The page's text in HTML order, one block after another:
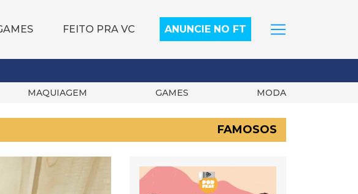
FEITO PRA VC ANUNCIE NO FT
MAQUIAGEM GAMES MODA
FAMOSOS